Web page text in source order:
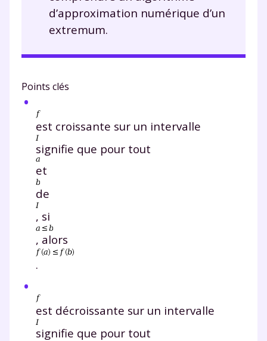
d’approximation numérique d’un
extremum.
Points clés
est croissante sur un intervalle
signifie que pour tout
et
de
, si
, alors
.
est décroissante sur un intervalle
signifie que pour tout